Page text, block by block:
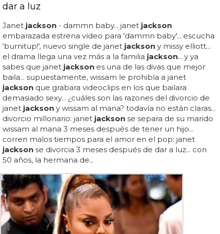
dar a luz
Janet jackson - dammn baby... janet jackson
embarazada estrena vídeo para 'dammn baby'... escucha
'burnitup!', nuevo single de janet jackson y missy elliott...
el drama llega una vez más a la familia jackson... y ya
sabes que janet jackson es una de las divas que mejor
baila... supuestamente, wissam le prohibía a janet
jackson que grabara videoclips en los que bailara
demasiado sexy... ¿cuáles son las razones del divorcio de
janet jackson y wissam al mana? todavía no están claras...
divorcio millonario: janet jackson se separa de su marido
wissam al mana 3 meses después de tener un hijo...
corren malos tiempos para el amor en el pop: janet
jackson se divorcia 3 meses después de dar a luz... con
50 años, la hermana de...